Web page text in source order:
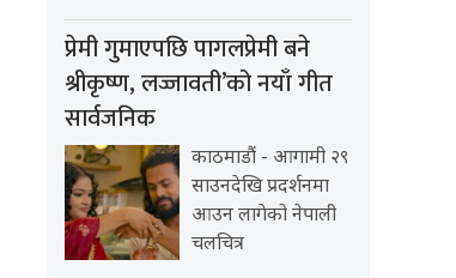
प्रेमी गुमाएपछि पागलप्रेमी बने
श्रीकृष्ण, लज्जावती’को नयाँ गीत
सार्वजनिक
काठमाडौं - आगामी २९
साउनदेखि प्रदर्शनमा
आउन लागेको नेपाली
चलचित्र